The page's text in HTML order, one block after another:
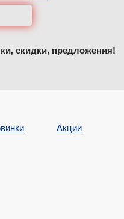
скидки, предложения!
Акции